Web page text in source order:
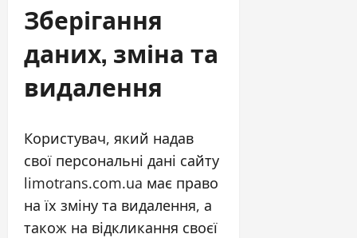
Зберігання
даних, зміна та
видалення
Користувач, який надав
свої персональні дані сайту
limotrans.com.ua має право
на їх зміну та видалення, а
також на відкликання своєї